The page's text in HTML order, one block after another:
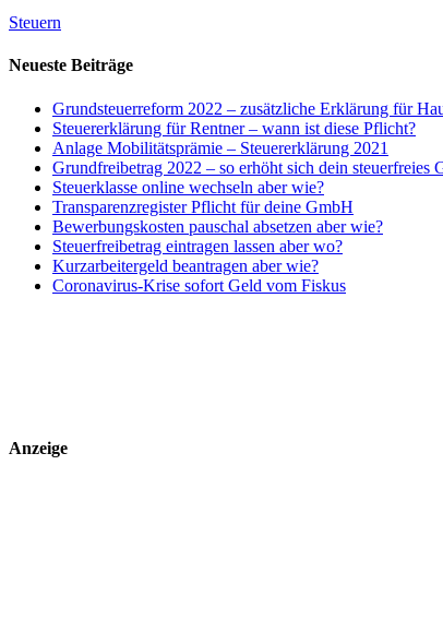
Steuern
Neueste Beiträge
Grundsteuerreform 2022 – zusätzliche Erklärung für
Steuererklärung für Rentner – wann ist diese Pflicht?
Anlage Mobilitätsprämie – Steuererklärung 2021
Grundfreibetrag 2022 – so erhöht sich dein steuerfreies
Steuerklasse online wechseln aber wie?
Transparenzregister Pflicht für deine GmbH
Bewerbungskosten pauschal absetzen aber wie?
Steuerfreibetrag eintragen lassen aber wo?
Kurzarbeitergeld beantragen aber wie?
Coronavirus-Krise sofort Geld vom Fiskus
Anzeige